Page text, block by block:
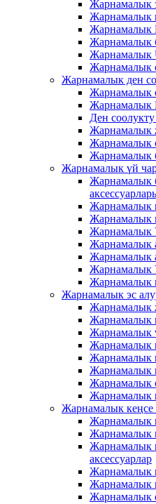
Жарнамалык
Жарнамалык
Жарнамалык
Жарнамалык
Жарнамалык
Жарнамалык
Жарнамалык ден
Жарнамалык
Жарнамалык
Ден
Жарнамалык
Жарнамалык
Жарнамалык
Жарнамалык үй
Жарнамалык
Жарнамалык
Жарнамалык
Жарнамалык
Жарнамалык
Жарнамалык
Жарнамалык
Жарнамалык
Жарнамалык эс
Жарнамалык
Жарнамалык
Жарнамалык
Жарнамалык
Жарнамалык
Жарнамалык
Жарнамалык
Жарнамалык
Жарнамалык кеңсе
Жарнамалык
Жарнамалык
Жарнамалык
аксессуарлар
Жарнамалык
Жарнамалык
Жарнамалык